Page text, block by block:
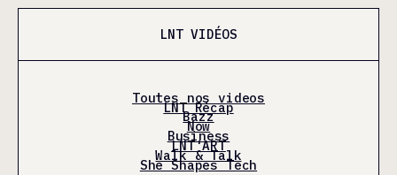
LNT VIDÉOS
Toutes nos videos
LNT Récap
Bazz
Now
Business
LNT'ART
Walk & Talk
She Shapes Tech